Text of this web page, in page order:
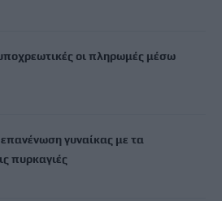
υποχρεωτικές οι πληρωμές μέσω
γυναίκας με τα
πυρκαγιές